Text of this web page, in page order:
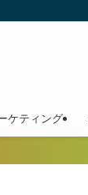
ケティング